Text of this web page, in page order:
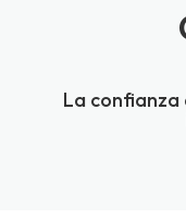
La confianza